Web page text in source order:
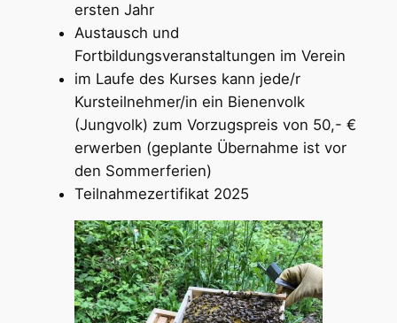
ersten Jahr
Austausch und
Fortbildungsveranstaltungen im Verein
im Laufe des Kurses kann jede/r
Kursteilnehmer/in ein Bienenvolk
(Jungvolk) zum Vorzugspreis von 50,- €
erwerben (geplante Übernahme ist vor
den Sommerferien)
Teilnahmezertifikat 2025